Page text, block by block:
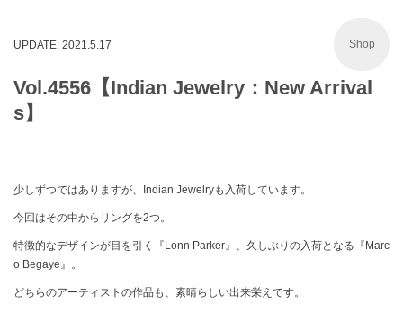
UPDATE: 2021.5.17 Shop
Vol.4556【Indian Jewelry：New Arrival
s】
少しずつではありますが、Indian Jewelryも入荷しています。
今回はその中からリングを2つ。
特徴的なデザインが目を引く『Lonn Parker』、久しぶりの入荷となる『Marc
o Begaye』。
どちらのアーティストの作品も、素晴らしい出来栄えです。